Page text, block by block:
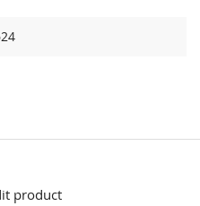
product